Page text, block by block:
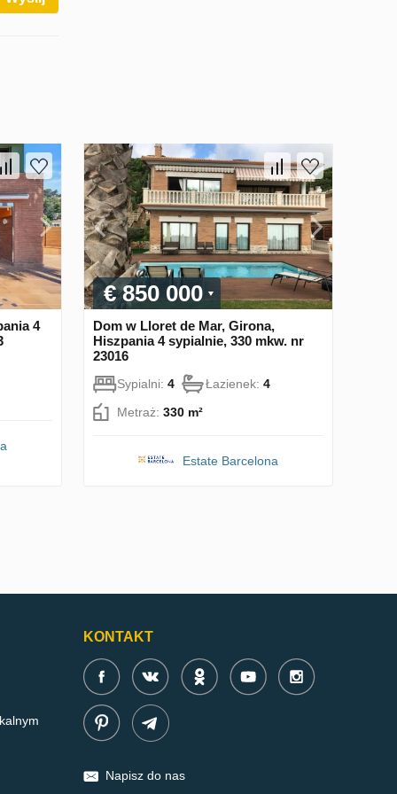
4
€ 850 000
Dom w Lloret de Mar, Girona,
Hiszpania 4 sypialnie, 330 mkw. nr
23016
Sypialni: 4 Łazienek: 4
Metraż: 330 m²
Estate Barcelona
KONTAKT
Napisz do nas